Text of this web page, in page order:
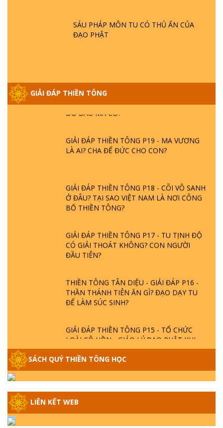
SÁU PHÁP MÔN TU CÓ THỦ ẤN CỦA
ĐẠO PHẬT
GIẢI ĐÁP THIỀN TÔNG
GIẢI ĐÁP VỀ LỄ TIỄN THIỀN TÔNG SƯ
GIẢI ĐÁP THIỀN TÔNG ĐẶC BIỆT PHẦN 20
GIẢI ĐÁP THIỀN TÔNG P19 - MA VƯƠNG
LÀ AI? CHA ĐỂ ĐỨC CHO CON?
GIẢI ĐÁP THIỀN TÔNG P18 - CÕI VÔ SANH
Ở ĐÂU? TẠI SAO VIỆT NAM LÀ NƠI CÔNG
BỐ THIỀN TÔNG?
GIẢI ĐÁP THIỀN TÔNG P17 - TU TỊNH ĐỘ
CÓ GIẢI THOÁT KHÔNG? CON NGƯỜI
ĐẦU TIÊN?
THIỀN TÔNG TÂN DIỆU - GIẢI ĐÁP P16 -
THẦN THÁNH TIÊN ĂN GÌ? ĐẠO DẠY TU
ĐỂ LÀM SÚC SINH?
GIẢI ĐÁP THIỀN TÔNG P15 - TỔ CHỨC
LOÀI CÔ HỒN - GIÁO LÝ ĐẠO PHẬT KHI
GIẢI ĐÁP THIỀN TÔNG ĐẶC BIỆT - P14 -
NGUỒN GỐC ÂM LỊCH DƯƠNG LỊCH -
TẦNG BÌNH LƯU LỚN ĐẾN ĐÂU
SÁCH QUÝ THIỀN TÔNG HỌC
LIÊN KẾT WEB